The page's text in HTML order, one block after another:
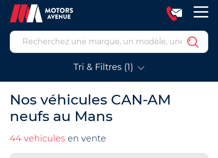
Tri & Filtres (1)
Nos véhicules CAN-AM
neufs au Mans
44 vehicules en vente